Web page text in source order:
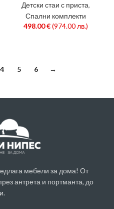
Детски стаи с приста,
Спални комплекти
498.00€ (974.00 лв.)
4 5 6 →
мебели за дома! От
антрета и портманта, до